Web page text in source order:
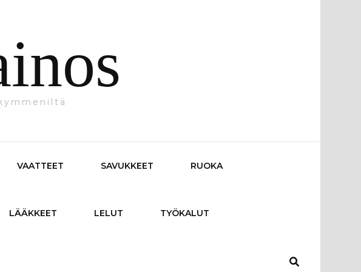
VAATTEET SAVUKKEET RUOKA
LÄÄKKEET LELUT TYÖKALUT